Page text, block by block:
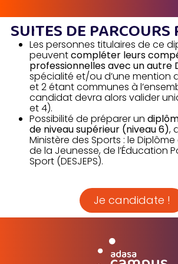
SUITES DE PARCOURS
Les personnes titulaires de ce
peuventcompléter leurs
professionnelles avec un autre
spécialité et/ou d’une mention
et 2 étant communes à
candidat devra alors valider
et 4).
Possibilité de préparer un
de niveau supérieur (niveau 6),
Ministère des Sports : le Diplôme
de la Jeunesse, de l’Éducation
Sport (DESJEPS).
Je candidate !